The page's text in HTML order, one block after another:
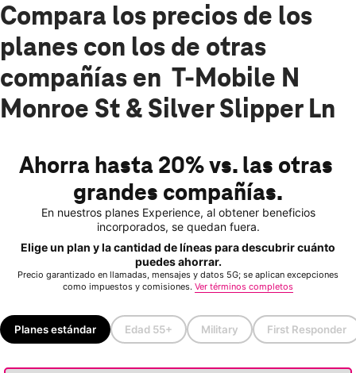
Compara los precios de los
planes con los de otras
compañías en T-Mobile N
Monroe St & Silver Slipper Ln